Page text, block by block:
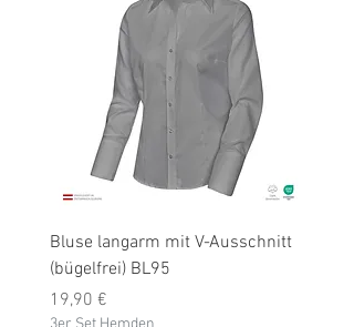
Bluse langarm mit V-Ausschnitt
(bügelfrei) BL95
Preis
19,90 €